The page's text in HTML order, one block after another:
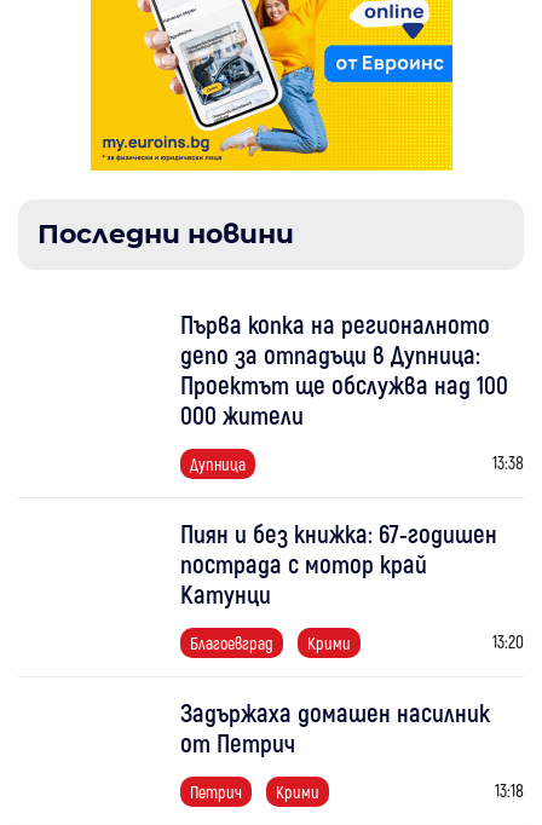
Последни новини
Първа копка на регионалното
депо за отпадъци в Дупница:
Проектът ще обслужва над 100
000 жители
Дупница 13:38
Пиян и без книжка: 67-годишен
пострада с мотор край
Катунци
Благоевград Крими 13:20
Задържаха домашен насилник
от Петрич
Петрич Крими 13:18